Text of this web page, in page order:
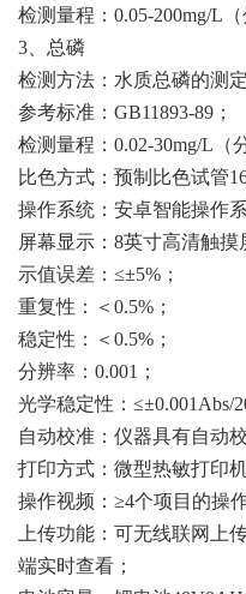
检测量程：0.05-200mg/L
3、总磷
检测方法：水质总磷的测
参考标准：GB11893-89；
检测量程：0.02-30mg/L（
比色方式：预制比色试管
操作系统：安卓智能操作系
屏幕显示：8英寸高清触摸
示值误差：≤±5%；
重复性：＜0.5%；
稳定性：＜0.5%；
分辨率：0.001；
光学稳定性：≤±0.001Abs/
自动校准：仪器具有自动
打印方式：微型热敏打印机
操作视频：≥4个项目的操
上传功能：可无线联网上
端实时查看；